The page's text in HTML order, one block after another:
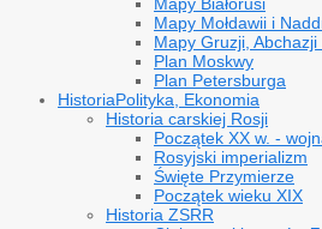
Mapy Mołdawii i
Mapy Gruzji, Abchazji
Plan Moskwy
Plan Petersburga
HistoriaPolityka, Ekonomia
Historia carskiej Rosji
Początek XX w. -
Rosyjski imperializm
Święte Przymierze
Początek wieku XIX
Historia ZSRR